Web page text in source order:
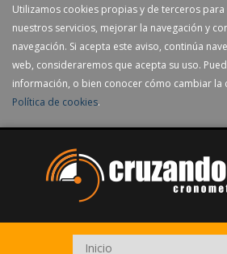
Utilizamos cookies propias y de terceros
nuestros servicios, mejorar la navegación y
navegación. Si acepta este aviso, continúa
web, consideraremos que acepta su uso.
información, o bien conocer cómo cambiar la
Política de cookies.